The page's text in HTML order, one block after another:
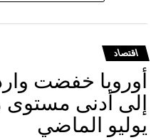
المغادرين من مطارات موسكو
وفنوكوفو) ومطار
على تصريح مسبق من هيئة
الثمينة.
اقتصاد
أوروبا خفضت
إلى أدنى
يوليو الماضي